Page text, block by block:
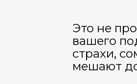
Это не
вашего
страхи,
мешают